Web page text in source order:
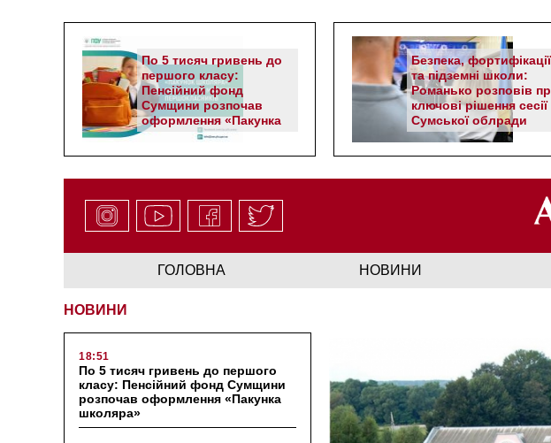
По 5 тисяч гривень до
першого класу:
Пенсійний фонд
Сумщини розпочав
оформлення «Пакунка
школяра»
Безпека, фортифікації
та підземні школи:
Романько розповів
ключові рішення сесії
Сумської облради
ГОЛОВНА НОВИНИ
НОВИНИ
18:51
По 5 тисяч гривень до першого
класу: Пенсійний фонд Сумщини
розпочав оформлення «Пакунка
школяра»